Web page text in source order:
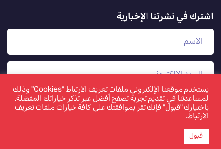
اشترك في نشرتنا الإخبارية
يستخدم موقعنا الإلكتروني ملفات تعريف الارتباط "Cookies" وذلك
لمساعدتنا في تقديم تجربة تصفح أفضل عبر تذكر خياراتك المفضلة.
باختيارك "قبول" فإنك تقر بموافقتك على كافة خيارات ملفات تعريف
الارتباط.
قبول